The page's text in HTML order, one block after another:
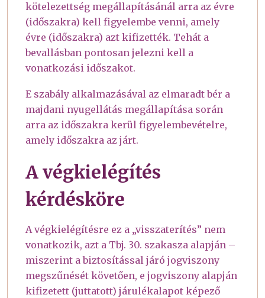
kötelezettség megállapításánál arra az évre
(időszakra) kell figyelembe venni, amely
évre (időszakra) azt kifizették. Tehát a
bevallásban pontosan jelezni kell a
vonatkozási időszakot.
E szabály alkalmazásával az elmaradt bér a
majdani nyugellátás megállapítása során
arra az időszakra kerül figyelembevételre,
amely időszakra az járt.
A végkielégítés
kérdésköre
A végkielégítésre ez a „visszaterítés” nem
vonatkozik, azt a Tbj. 30. szakasza alapján –
miszerint a biztosítással járó jogviszony
megszűnését követően, e jogviszony alapján
kifizetett (juttatott) járulékalapot képező